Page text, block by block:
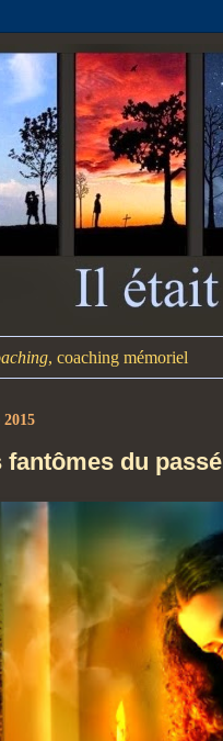
, coaching mémoriel
fantômes du passé